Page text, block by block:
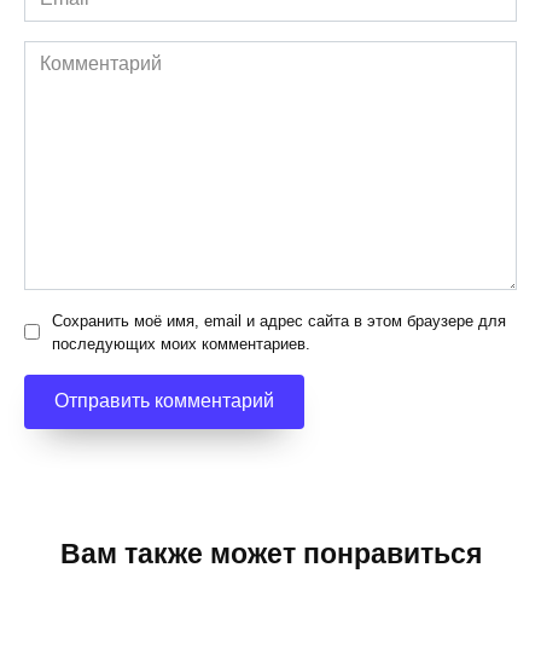
*
Комментарий
Сохранить моё имя, email и адрес сайта в этом браузере для
последующих моих комментариев.
Вам также может понравиться